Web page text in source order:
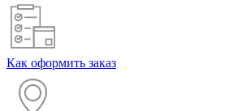
Как оформить заказ